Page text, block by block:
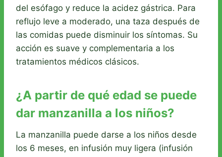
del esófago y reduce la acidez gástrica. Para
reflujo leve a moderado, una taza después de
las comidas puede disminuir los síntomas. Su
acción es suave y complementaria a los
tratamientos médicos clásicos.
¿A partir de qué edad se puede
dar manzanilla a los niños?
La manzanilla puede darse a los niños desde
los 6 meses, en infusión muy ligera (infusión